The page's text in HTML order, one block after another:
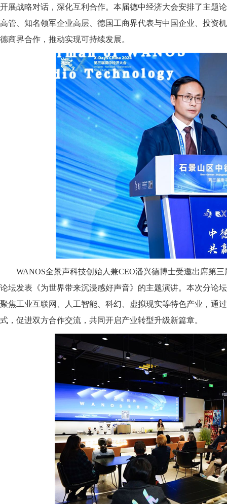
开展战略对话，深化互利合作。本届德中经济大会安排了主题
高管、知名领军企业高层、德国工商界代表与中国企业、投资
德商界合作，推动实现可持续发展。
WANOS全景声科技创始人兼CEO潘兴德博士受邀出席第
论坛发表《为世界带来沉浸感好声音》的主题演讲。本次分论
聚焦工业互联网、人工智能、科幻、虚拟现实等特色产业，通
式，促进双方合作交流，共同开启产业转型升级新篇章。